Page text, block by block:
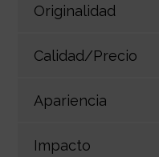
Originalidad
Calidad/Precio
Apariencia
Impacto